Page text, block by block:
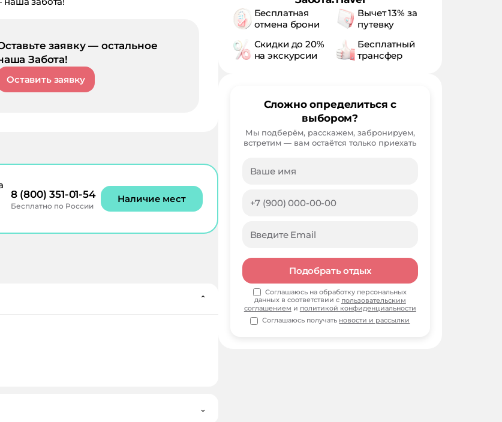
заявку — остальное
Забота!
Оставить заявку
8 (800) 351-01-54
Бесплатно по России
Наличие мест
⌄
⌄
Бесплатная
отмена брони
Вычет 13% за
путевку
Скидки до 20%
на экскурсии
Бесплатный
трансфер
Сложно определиться с
выбором?
Мы подберём, расскажем, забронируем,
встретим — вам остаётся только приехать
Подобрать отдых
Соглашаюсь на обработку персональных
данных в соответствии с пользовательским
соглашением и политикой конфиденциальности
Соглашаюсь получать новости и рассылки